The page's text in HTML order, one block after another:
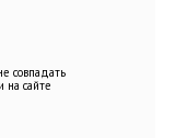
совпадать
на сайте